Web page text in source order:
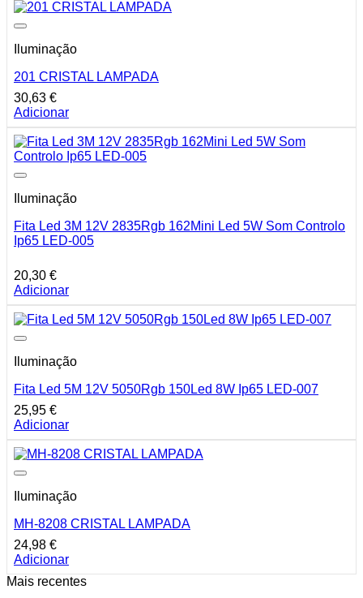
Iluminação
201 CRISTAL LAMPADA
30,63 €
Adicionar
Iluminação
Fita Led 3M 12V 2835Rgb 162Mini Led 5W Som Controlo
Ip65 LED-005
20,30 €
Adicionar
Iluminação
Fita Led 5M 12V 5050Rgb 150Led 8W Ip65 LED-007
25,95 €
Adicionar
Iluminação
MH-8208 CRISTAL LAMPADA
24,98 €
Adicionar
Mais recentes